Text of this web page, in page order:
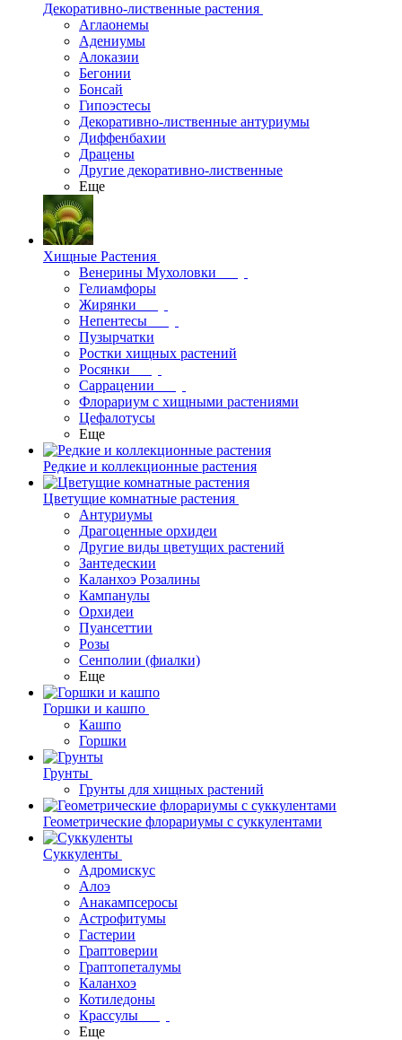
Декоративно-лиственные растения
Аглаонемы
Адениумы
Алоказии
Бегонии
Бонсай
Гипоэстесы
Декоративно-лиственные антуриумы
Диффенбахии
Драцены
Другие декоративно-лиственные
Еще
Хищные Растения
Венерины Мухоловки
Гелиамфоры
Жирянки
Непентесы
Пузырчатки
Ростки хищных растений
Росянки
Саррацении
Флорариум с хищными растениями
Цефалотусы
Еще
Редкие и коллекционные растения
Цветущие комнатные растения
Антуриумы
Драгоценные орхидеи
Другие виды цветущих растений
Зантедескии
Каланхоэ Розалины
Кампанулы
Орхидеи
Пуансеттии
Розы
Сенполии (фиалки)
Еще
Горшки и кашпо
Кашпо
Горшки
Грунты
Грунты для хищных растений
Геометрические флорариумы с суккулентами
Суккуленты
Адромискус
Алоэ
Анакампсеросы
Астрофитумы
Гастерии
Граптоверии
Граптопеталумы
Каланхоэ
Котиледоны
Крассулы
Еще